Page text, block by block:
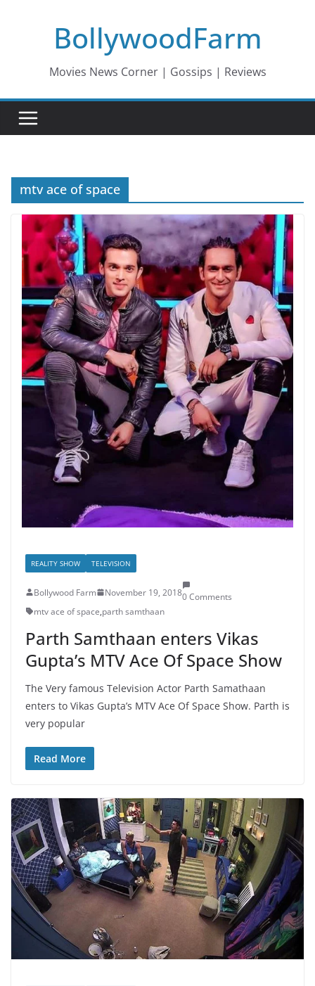
BollywoodFarm
Movies News Corner | Gossips | Reviews
mtv ace of space
REALITY SHOW TELEVISION
Bollywood Farm November 19, 20180 Comments
mtv ace of space,parth samthaan
Parth Samthaan enters Vikas
Gupta’s MTV Ace Of Space Show
The Very famous Television Actor Parth Samathaan
enters to Vikas Gupta’s MTV Ace Of Space Show. Parth is
very popular
Read More